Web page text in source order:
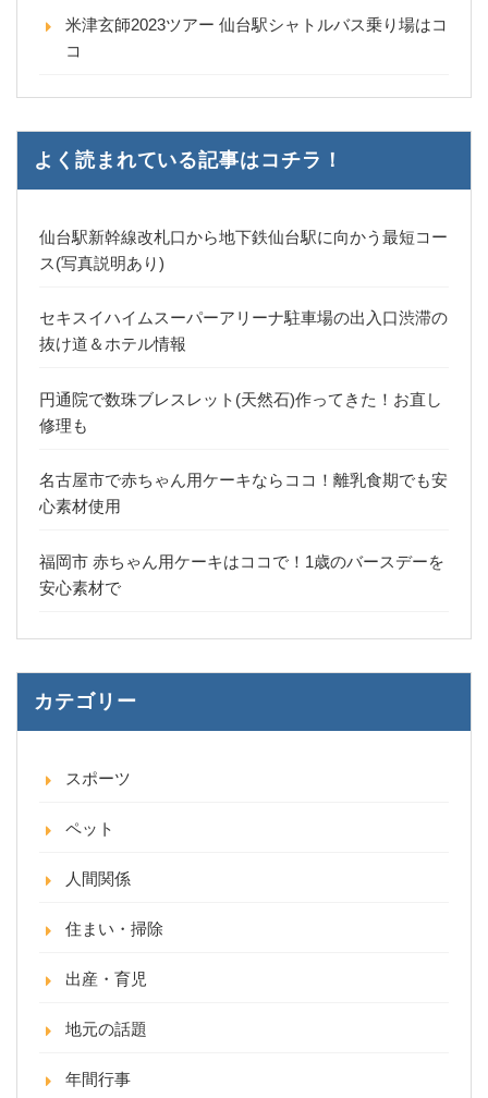
米津玄師2023ツアー 仙台駅シャトルバス乗り場はコ
コ
よく読まれている記事はコチラ！
仙台駅新幹線改札口から地下鉄仙台駅に向かう最短コー
ス(写真説明あり)
セキスイハイムスーパーアリーナ駐車場の出入口渋滞の
抜け道＆ホテル情報
円通院で数珠ブレスレット(天然石)作ってきた！お直し
修理も
名古屋市で赤ちゃん用ケーキならココ！離乳食期でも安
心素材使用
福岡市 赤ちゃん用ケーキはココで！1歳のバースデーを
安心素材で
カテゴリー
スポーツ
ペット
人間関係
住まい・掃除
出産・育児
地元の話題
年間行事